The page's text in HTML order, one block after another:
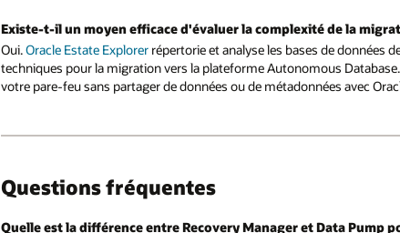
Existe-t-il un moyen efficace d'évaluer la complexité de la
Oui.Oracle Estate Explorer répertorie et analyse les bases de données
techniques pour la migration vers la plateforme Autonomous
votre pare-feu sans partager de données ou de métadonnées avec
Questions fréquentes
Quelle est la différence entre Recovery Manager et Data Pump